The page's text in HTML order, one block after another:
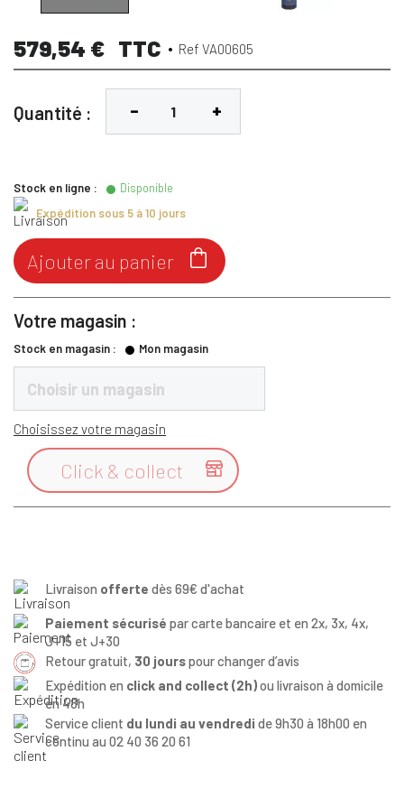
579,54 € TTC Ref VA00605
Quantité :
Stock en ligne :
Disponible
Expédition sous 5 à 10 jours

Ajouter au panier
Votre magasin :
Stock en magasin : Mon magasin
Choisir un magasin
Choisissez votre magasin

Click & collect
Livraison offerte dès 69€ d'achat
Paiement sécurisé par carte bancaire et en 2x, 3x, 4x,
J+15 et J+30
Retour gratuit, 30 jourspour changer d’avis
Expédition en click and collect (2h)ou livraison à domicile
en 48h
Service client du lundi au vendredi de 9h30 à 18h00 en
continu au 02 40 36 20 61